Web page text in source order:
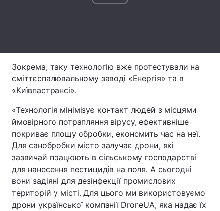
Архів Вакансії
Контакти
Послуги
Тема оформлення
Зокрема, таку технологію вже протестували на
сміттєспалювальному заводі «Енергія» та в
«Київпастрансі».
«Технологія мінімізує контакт людей з місцями
ймовірного потрапляння вірусу, ефективніше
покриває площу обробки, економить час на неї.
Для санобробки місто залучає дрони, які
зазвичай працюють в сільському господарстві
для нанесення пестицидів на поля. А сьогодні
вони задіяні для дезінфекції промислових
територій у місті. Для цього ми використовуємо
дрони української компанії DroneUA, яка надає їх